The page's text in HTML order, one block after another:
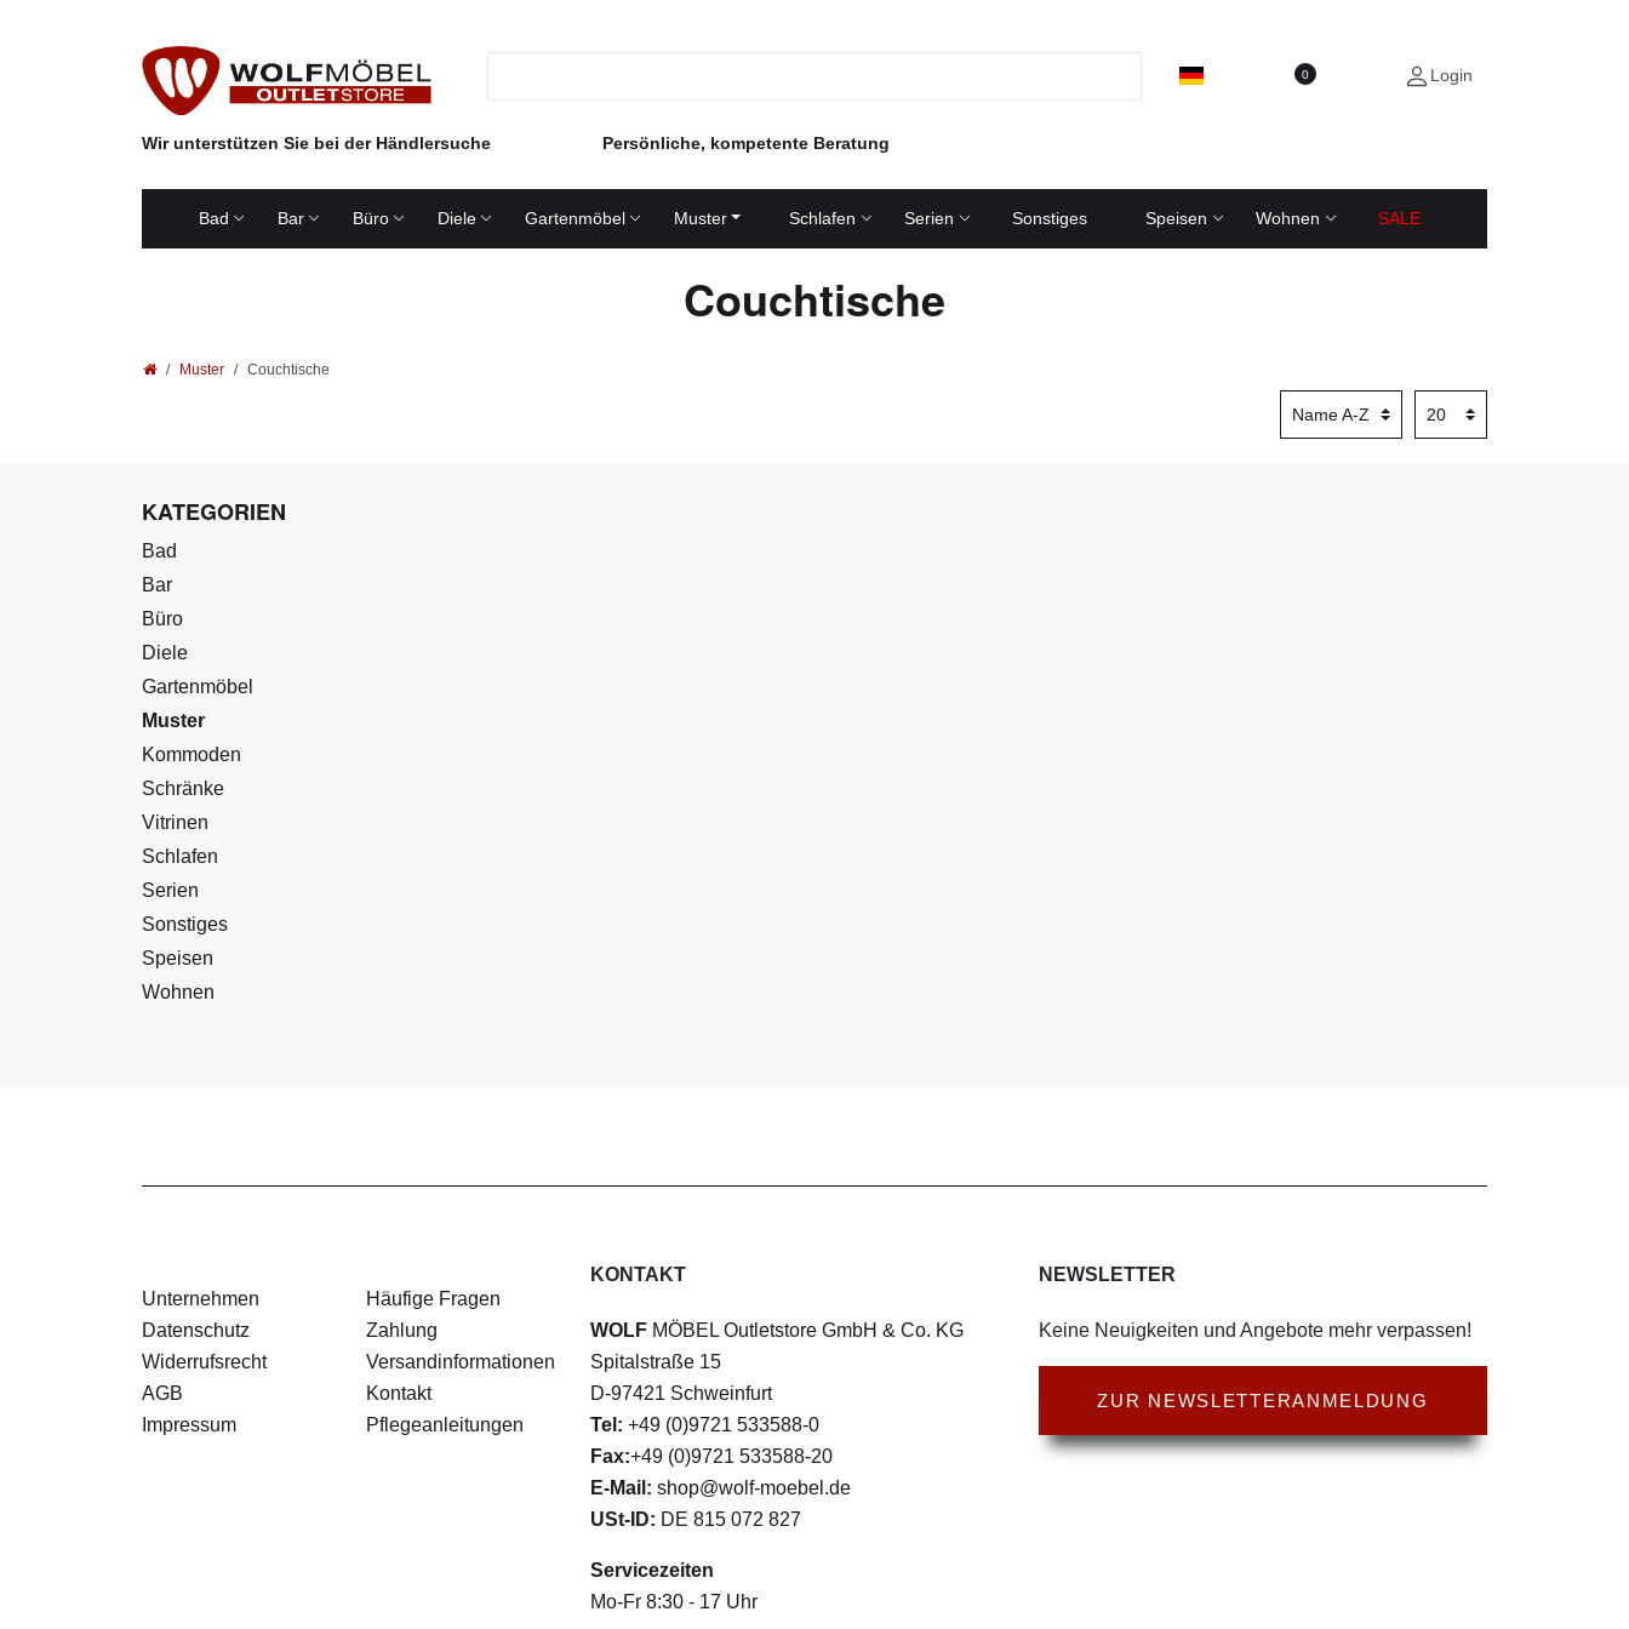
0 Login
Wir unterstützen Sie bei der Händlersuche Persönliche, kompetente Beratung
Bad Bar Büro Diele Gartenmöbel Muster Schlafen Serien Sonstiges Speisen Wohnen SALE
Couchtische
Muster Couchtische
KATEGORIEN
Bad
Bar
Büro
Diele
Gartenmöbel
Muster
Kommoden
Schränke
Vitrinen
Schlafen
Serien
Sonstiges
Speisen
Wohnen
Unternehmen
Datenschutz
Widerrufsrecht
AGB
Impressum
Häufige Fragen
Zahlung
Versandinformationen
Kontakt
Pflegeanleitungen
KONTAKT
WOLF MÖBEL Outletstore GmbH & Co. KG
Spitalstraße 15
D-97421 Schweinfurt
Tel: +49 (0)9721 533588-0
Fax:+49 (0)9721 533588-20
E-Mail: shop@wolf-moebel.de
USt-ID: DE 815 072 827
Servicezeiten
Mo-Fr 8:30 - 17 Uhr
NEWSLETTER
Keine Neuigkeiten und Angebote mehr verpassen!
ZUR NEWSLETTERANMELDUNG